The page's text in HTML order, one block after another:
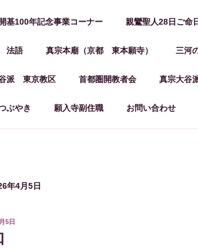
基100年記念事業コーナー 親鸞聖人28日ご命
法語 真宗本廟（京都 東本願寺） 三河
派 東京教区 首都圏開教者会 真宗大谷
ぶやき 願入寺副住職 お問い合わせ
年4月5日
5日